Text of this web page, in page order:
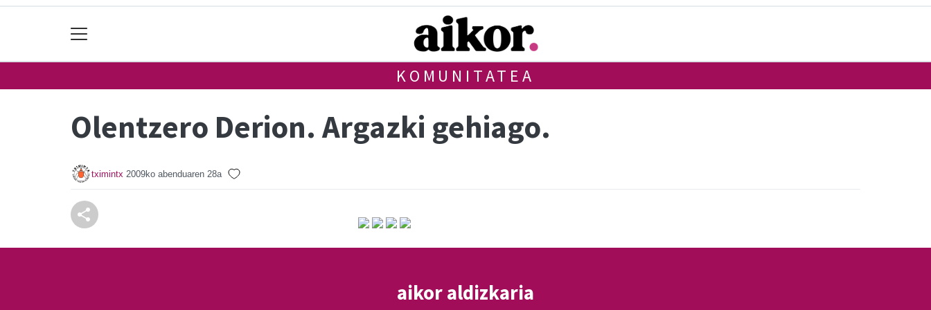
KOMUNITATEA
Olentzero Derion. Argazki gehiago.
tximintx 2009ko abenduaren 28a
aikor aldizkaria